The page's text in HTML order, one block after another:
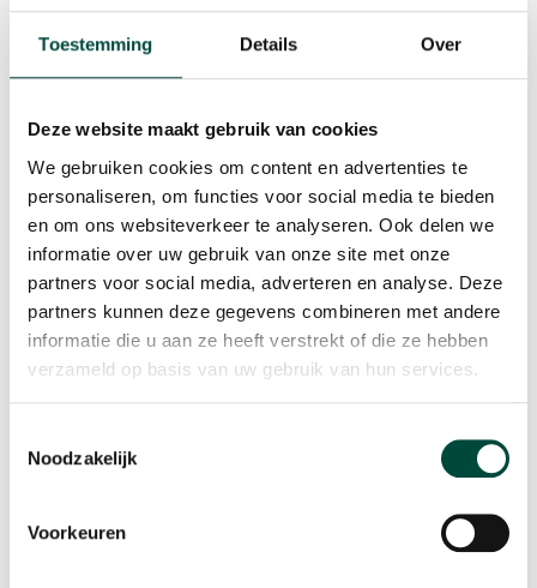
Toestemming Details Over
Deze website maakt gebruik van cookies
We gebruiken cookies om content en advertenties te
personaliseren, om functies voor social media te bieden
en om ons websiteverkeer te analyseren. Ook delen we
informatie over uw gebruik van onze site met onze
partners voor social media, adverteren en analyse. Deze
partners kunnen deze gegevens combineren met andere
informatie die u aan ze heeft verstrekt of die ze hebben
verzameld op basis van uw gebruik van hun services.
Noodzakelijk
Voorkeuren
workshop 'Boksen, buigen of barsten'?
Neem dan contact op via onderstaand
formulier.